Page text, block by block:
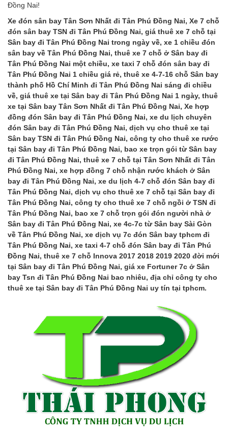
Đồng Nai!
Xe đón sân bay Tân Sơn Nhất đi Tân Phú Đồng Nai, Xe 7 chỗ
đón sân bay TSN đi Tân Phú Đồng Nai, giá thuê xe 7 chỗ tại
Sân bay đi Tân Phú Đồng Nai trong ngày về, xe 1 chiều đón
sân bay về Tân Phú Đồng Nai, thuê xe 7 chỗ ở Sân bay đi
Tân Phú Đồng Nai một chiều, xe taxi 7 chỗ đón sân bay đi
Tân Phú Đồng Nai 1 chiều giá rẻ, thuê xe 4-7-16 chỗ Sân bay
thành phố Hồ Chí Minh đi Tân Phú Đồng Nai sáng đi chiều
về, giá thuê xe tại Sân bay đi Tân Phú Đồng Nai 1 ngày, thuê
xe tại Sân bay Tân Sơn Nhất đi Tân Phú Đồng Nai, Xe hợp
đồng đón Sân bay đi Tân Phú Đồng Nai, xe du lịch chuyên
đón Sân bay đi Tân Phú Đồng Nai, dịch vụ cho thuê xe tại
Sân bay TSN đi Tân Phú Đồng Nai, công ty cho thuê xe rước
tại Sân bay đi Tân Phú Đồng Nai, bao xe trọn gói từ Sân bay
đi Tân Phú Đồng Nai, thuê xe 7 chỗ tại Tân Sơn Nhất đi Tân
Phú Đồng Nai, xe hợp đồng 7 chỗ nhận rước khách ở Sân
bay đi Tân Phú Đồng Nai, xe du lịch 4-7 chỗ đón Sân bay đi
Tân Phú Đồng Nai, dịch vụ cho thuê xe 7 chỗ tại Sân bay đi
Tân Phú Đồng Nai, công ty cho thuê xe 7 chỗ ngồi ở TSN đi
Tân Phú Đồng Nai, bao xe 7 chỗ trọn gói đón người nhà ở
Sân bay đi Tân Phú Đồng Nai, xe 4c-7c từ Sân bay Sài Gòn
về Tân Phú Đồng Nai, xe dịch vụ 7c đón Sân bay tphcm đi
Tân Phú Đồng Nai, xe taxi 4-7 chỗ đón Sân bay đi Tân Phú
Đồng Nai, thuê xe 7 chỗ Innova 2017 2018 2019 2020 đời mới
tại Sân bay đi Tân Phú Đồng Nai, giá xe Fortuner 7c ở Sân
bay Tsn đi Tân Phú Đồng Nai bao nhiêu, địa chỉ công ty cho
thuê xe tại Sân bay đi Tân Phú Đồng Nai uy tín tại tphcm.